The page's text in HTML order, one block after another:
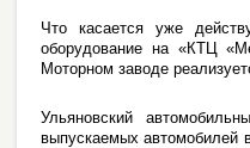
Что касается уже
оборудование на «КТЦ
Моторном заводе
Ульяновский
выпускаемых автомобилей